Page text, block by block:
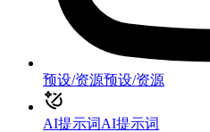
预设/资源预设/资源
AI提示词AI提示词